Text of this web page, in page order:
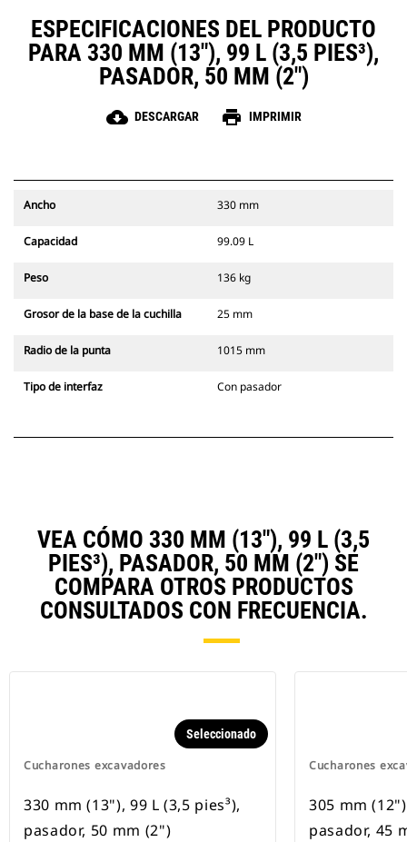
ESPECIFICACIONES DEL PRODUCTO
PARA 330 MM (13"), 99 L (3,5 PIES³),
PASADOR, 50 MM (2")
cloud_download DESCARGAR print IMPRIMIR
Ancho 330 mm
Capacidad 99.09 L
Peso 136 kg
Grosor de la base de la cuchilla 25 mm
Radio de la punta 1015 mm
Tipo de interfaz Con pasador
VEA CÓMO 330 MM (13"), 99 L (3,5
PIES³), PASADOR, 50 MM (2") SE
COMPARA OTROS PRODUCTOS
CONSULTADOS CON FRECUENCIA.
Cucharones excavadores
Seleccionado
330 mm (13"), 99 L (3,5 pies³),
pasador, 50 mm (2")
Cucharones
305 mm
pasador, 45